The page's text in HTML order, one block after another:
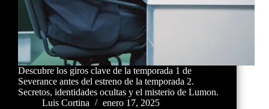
Descubre los giros clave de la temporada 1 de
Severance antes del estreno de la temporada 2.
Secretos, identidades ocultas y el misterio de Lumon.
Luis Cortina
enero 17, 2025